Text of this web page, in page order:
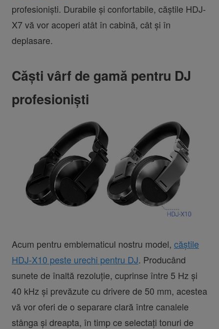
profesioniști. Durabile și confortabile, căștile HDJ-
X7 vă vor acoperi atât în cabină, cât și în
deplasare.
Căști vârf de gamă pentru DJ
profesioniști
Acum pentru emblematicul nostru model, căștile
HDJ-X10 peste urechi pentru DJ. Producând
sunete de înaltă rezoluție, cuprinse între 5 Hz și
40 kHz și prevăzute cu drivere de 50 mm, acestea
vă vor oferi de o separare clară între canalele
stânga și dreapta, în timp ce selectați tonuri de